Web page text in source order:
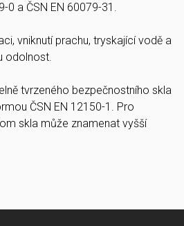
0 a ČSN EN 60079-31.
vniknutí prachu, tryskající vodě a
odolnost.
tvrzeného bezpečnostního skla
ČSN EN 12150-1. Pro
skla může znamenat vyšší